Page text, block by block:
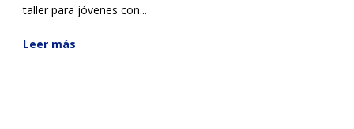
taller para jóvenes con...
Leer más